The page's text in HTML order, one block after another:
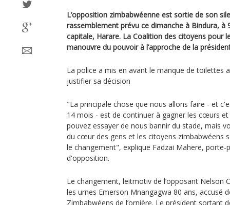
L’opposition zimbabwéenne est sortie de son
rassemblement prévu ce dimanche à Bindura,
capitale, Harare. La Coalition des citoyens pour
manouvre du pouvoir à l’approche de la
La police a mis en avant le manque de toilettes
justifier sa décision
"La principale chose que nous allons faire - et
14 mois - est de continuer à gagner les cœurs et
pouvez essayer de nous bannir du stade, mais
du cœur des gens et les citoyens zimbabwéens
le changement", explique Fadzai Mahere, porte-
d'opposition.
Le changement, leitmotiv de l’opposant Nelson
les urnes Emerson Mnangagwa 80 ans, accusé
Zimbabwéens de l’ornière. Le président sortant